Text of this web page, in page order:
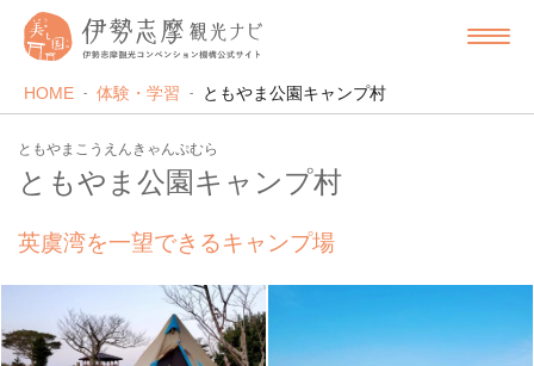
HOME 体験・学習 ともやま公園キャンプ村
ともやまこうえんきゃんぷむら
ともやま公園キャンプ村
英虞湾を一望できるキャンプ場